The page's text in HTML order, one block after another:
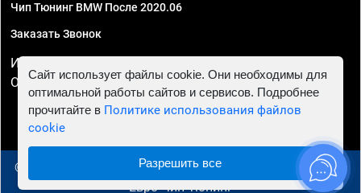
Чип Тюнинг BMW После 2020.06
Заказать Звонок
ИП Смирнов Георгий Павлович. ИНН 781302555843,
ОГРНИП 324470400032610
© 2010 - 2026 Чип тюнинг в Симферополе - Автосервис
"Евро Чип Тюнинг"
Сайт использует файлы cookie. Они необходимы для
оптимальной работы сайтов и сервисов. Подробнее
прочитайте в Политике использования файлов
cookie
Разрешить все